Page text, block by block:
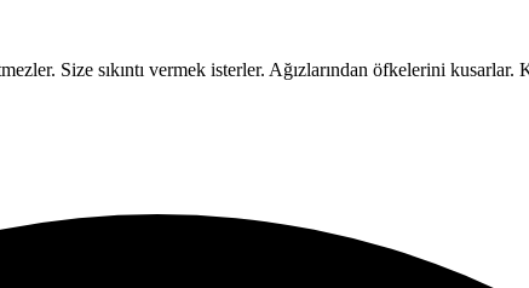
Size sıkıntı vermek isterler. Ağızlarından öfkelerini